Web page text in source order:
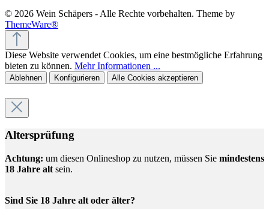
© 2026 Wein Schäpers - Alle Rechte vorbehalten. Theme by
ThemeWare®
Diese Website verwendet Cookies, um eine bestmögliche Erfahrung
bieten zu können. Mehr Informationen ...
Ablehnen Konfigurieren Alle Cookies akzeptieren
Altersprüfung
Achtung: um diesen Onlineshop zu nutzen, müssen Sie mindestens
18 Jahre alt sein.
Sind Sie 18 Jahre alt oder älter?